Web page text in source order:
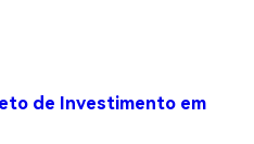
de Investimento em